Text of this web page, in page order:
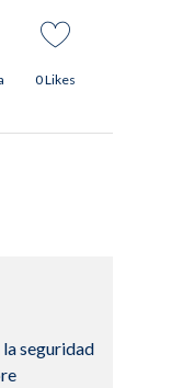
0Likes
la seguridad